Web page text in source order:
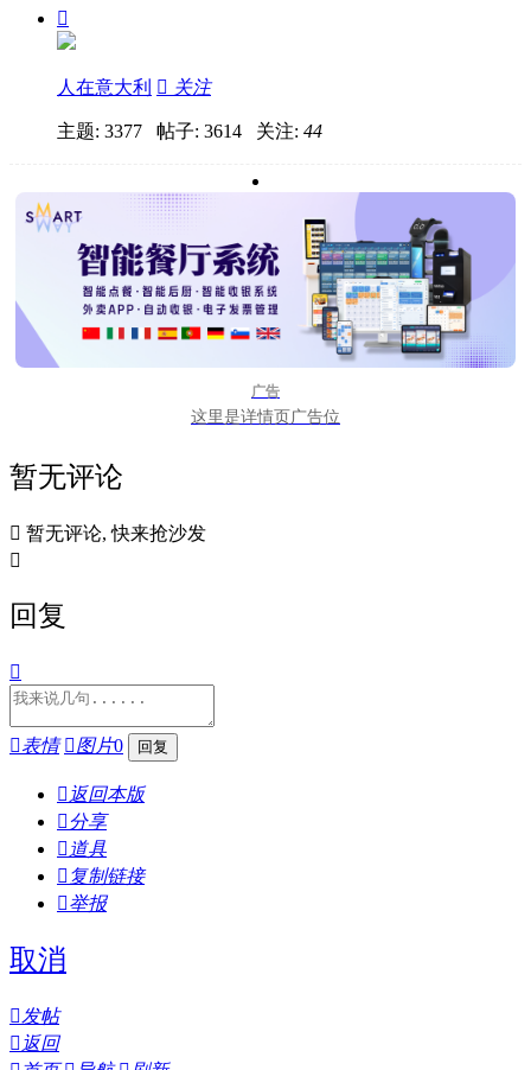

人在意大利  关注
主题: 3377 帖子: 3614 关注: 44
广告
这里是详情页广告位
暂无评论
 暂无评论, 快来抢沙发

回复

表情 图片0
 返回本版
分享
 道具
 复制链接
举报
取消
发帖
 返回